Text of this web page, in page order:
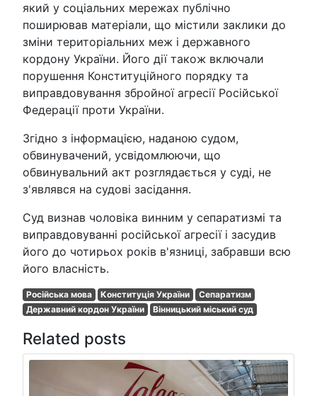
який у соціальних мережах публічно
поширював матеріали, що містили заклики до
зміни територіальних меж і державного
кордону України. Його дії також включали
порушення Конституційного порядку та
виправдовування збройної агресії Російської
Федерації проти України.
Згідно з інформацією, наданою судом,
обвинувачений, усвідомлюючи, що
обвинувальний акт розглядається у суді, не
з'являвся на судові засідання.
Суд визнав чоловіка винним у сепаратизмі та
виправдовуванні російської агресії і засудив
його до чотирьох років в'язниці, забравши всю
його власність.
Російська мова Конституція України
Сепаратизм
Державний кордон України
Вінницький міський суд
Related posts